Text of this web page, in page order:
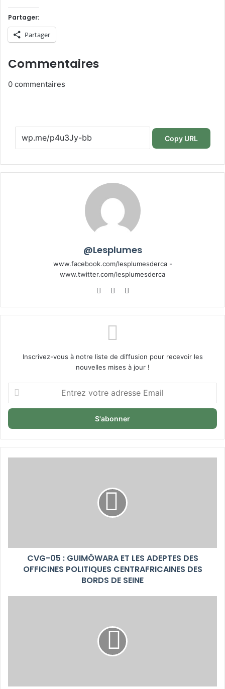
Partager:
Partager
Commentaires
0 commentaires
Copy URL
@Lesplumes
www.facebook.com/lesplumesderca -
www.twitter.com/lesplumesderca
WebsiteFacebook
Inscrivez-vous à notre liste de diffusion pour recevoir les
nouvelles mises à jour !
votre
adresse
CVG-05 : GUIMÔWARA ET LES ADEPTES DES
OFFICINES POLITIQUES CENTRAFRICAINES DES
BORDS DE SEINE